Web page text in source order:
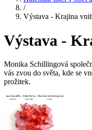
/
Výstava - Krajina
Výstava -
Monika Schillingová
vás zvou do světa, kde se
prožitek.